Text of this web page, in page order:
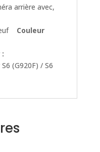
arrière avec,
Couleur
(G920F) / S6